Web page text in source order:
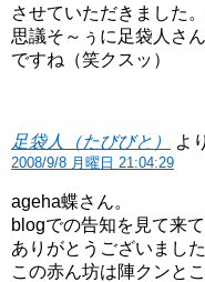
させていただきました
思議そ～ぅに足袋人さ
ですね（笑クスッ）
足袋人（たびびと） よ
2008/9/8 月曜日 21:04:29
ageha蝶さん。
blogでの告知を見て来
ありがとうございました
この赤ん坊は陣クンと